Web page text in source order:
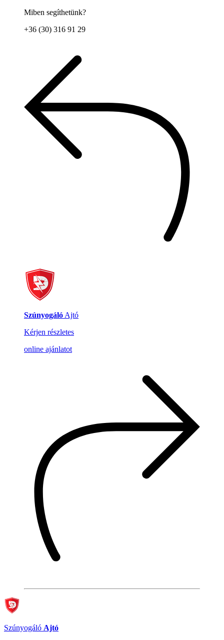
Miben segíthetünk?
+36 (30) 316 91 29
Szúnyogáló Ajtó
Kérjen részletes
online ajánlatot
Szúnyogáló Ajtó